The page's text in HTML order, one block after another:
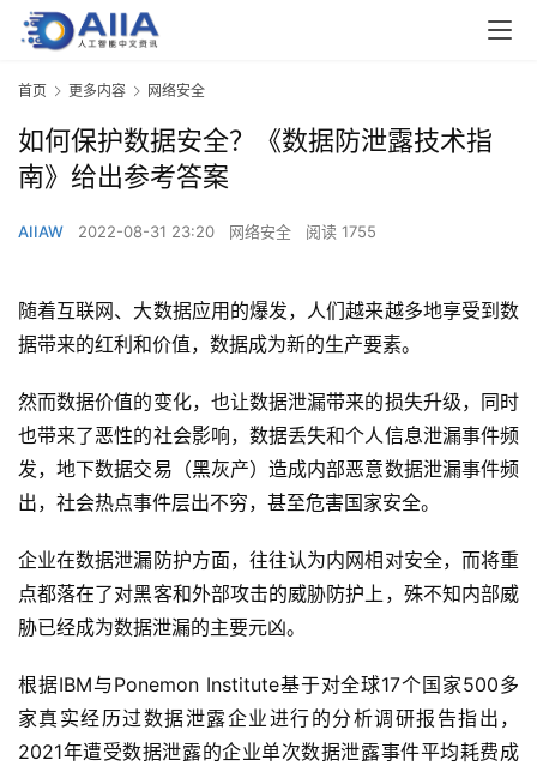
首页 更多内容 网络安全
如何保护数据安全？《数据防泄露技术指
南》给出参考答案
AIIAW 2022-08-31 23:20 网络安全 阅读 1755
随着互联网、大数据应用的爆发，人们越来越多地享受到数
据带来的红利和价值，数据成为新的生产要素。
然而数据价值的变化，也让数据泄漏带来的损失升级，同时
也带来了恶性的社会影响，数据丢失和个人信息泄漏事件频
发，地下数据交易（黑灰产）造成内部恶意数据泄漏事件频
出，社会热点事件层出不穷，甚至危害国家安全。
企业在数据泄漏防护方面，往往认为内网相对安全，而将重
点都落在了对黑客和外部攻击的威胁防护上，殊不知内部威
胁已经成为数据泄漏的主要元凶。
根据IBM与Ponemon Institute基于对全球17个国家500多
家真实经历过数据泄露企业进行的分析调研报告指出，
2021年遭受数据泄露的企业单次数据泄露事件平均耗费成